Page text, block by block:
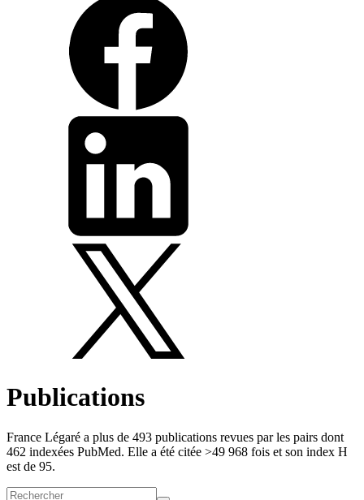
Publications
France Légaré a plus de 493 publications revues par les pairs dont
462 indexées PubMed. Elle a été citée ˃49 968 fois et son index H
est de 95.